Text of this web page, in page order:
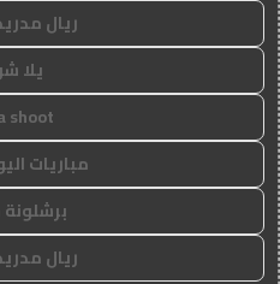
ريال
يلا
shoot
مباريات
ريال